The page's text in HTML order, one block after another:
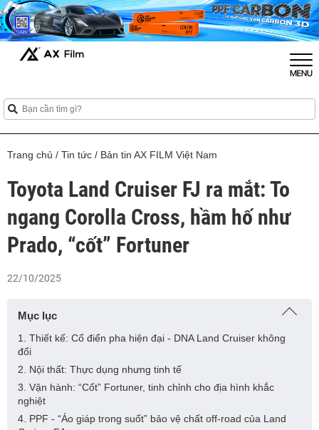
Trang chủ / Tin tức / Bản tin AX FILM Việt Nam
Toyota Land Cruiser FJ ra mắt: To
ngang Corolla Cross, hầm hố như
Prado, “cốt” Fortuner
22/10/2025
Mục lục
1. Thiết kế: Cổ điển pha hiện đại - DNA Land Cruiser không
đổi
2. Nội thất: Thực dụng nhưng tinh tế
3. Vận hành: “Cốt” Fortuner, tinh chỉnh cho địa hình khắc
nghiệt
4. PPF - “Áo giáp trong suốt” bảo vệ chất off-road của Land